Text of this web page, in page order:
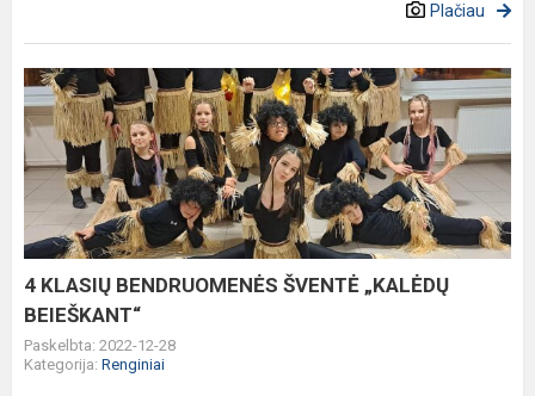
Plačiau
4
KLASIŲ
BENDRUOMENĖS
ŠVENTĖ
„KALĖDŲ
BEIEŠKANT“
4 KLASIŲ BENDRUOMENĖS ŠVENTĖ „KALĖDŲ
BEIEŠKANT“
Paskelbta: 2022-12-28
Kategorija: Renginiai